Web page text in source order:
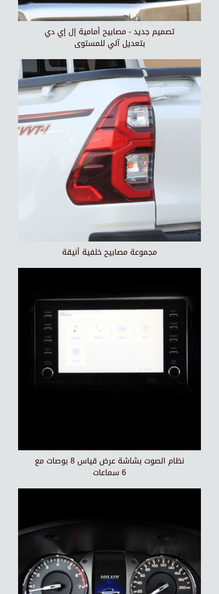
تصميم جديد - مصابيح أمامية إل إي دي
بتعديل آلي للمستوى
مجموعة مصابيح خلفية أنيقة
نظام الصوت بشاشة عرض قياس 8 بوصات مع
6 سماعات